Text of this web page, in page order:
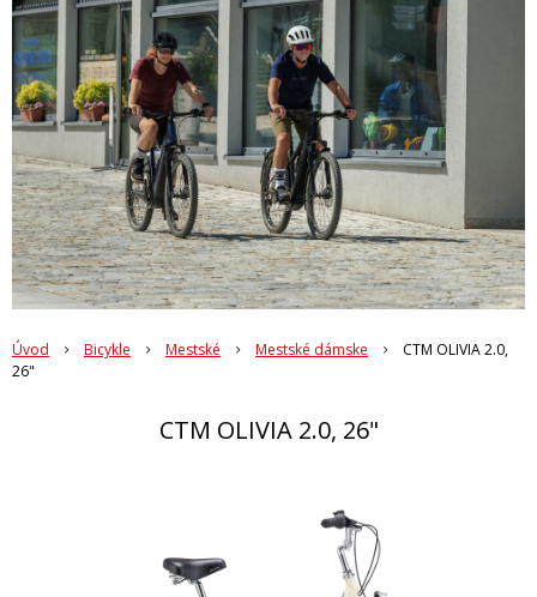
Úvod Bicykle Mestské Mestské dámske
CTM OLIVIA 2.0,
26"
CTM OLIVIA 2.0, 26"